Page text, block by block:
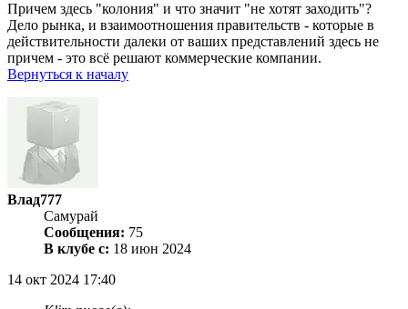
Причем здесь "колония" и что значит "не хотят заходить"?
Дело рынка, и взаимоотношения правительств - которые в
действительности далеки от ваших представлений здесь не
причем - это всё решают коммерческие компании.
Вернуться к началу
Влад777
Самурай
Сообщения: 75
В клубе с: 18 июн 2024
14 окт 2024 17:40